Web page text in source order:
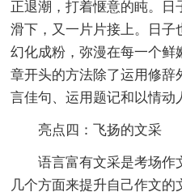
正退潮，打着惬意的盹。
滑下，又一片片接上。日子
幻化成粉，弥漫在每一个鲜
章开头的方法除了运用修辞
言佳句、运用题记和以情动
亮点四：飞扬的文采
语言富有文采是考场作
几个方面来提升自己作文的